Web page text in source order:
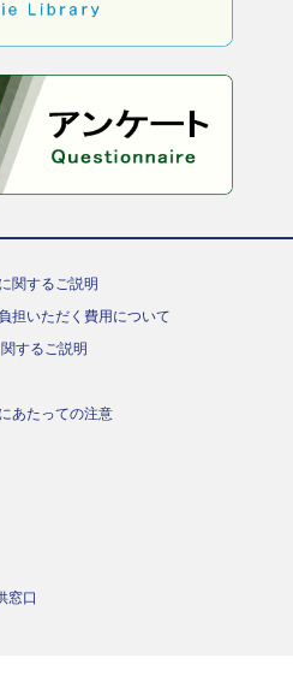
関するご説明
担いただく費用について
するご説明
あたっての注意
窓口